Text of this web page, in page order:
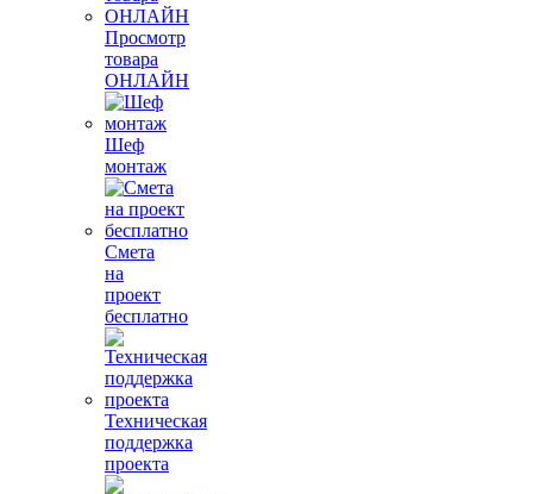
Просмотр
товара
ОНЛАЙН
Шеф
монтаж
Смета
на
проект
бесплатно
Техническая
поддержка
проекта